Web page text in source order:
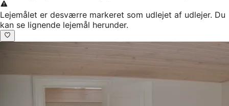
Lejemålet er desværre markeret som udlejet af udlejer. Du
kan se lignende lejemål herunder.